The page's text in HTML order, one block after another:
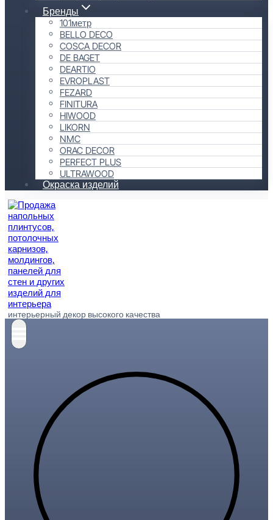
Бренды
101метр
BELLO DECO
COSCA DECOR
DE BAGET
DEARTIO
EVROPLAST
FEZARD
FINITURA
HIWOOD
LIKORN
NMC
ORAC DECOR
PERFECT PLUS
ULTRAWOOD
Окраска изделий
интерьерный декор высокого качества